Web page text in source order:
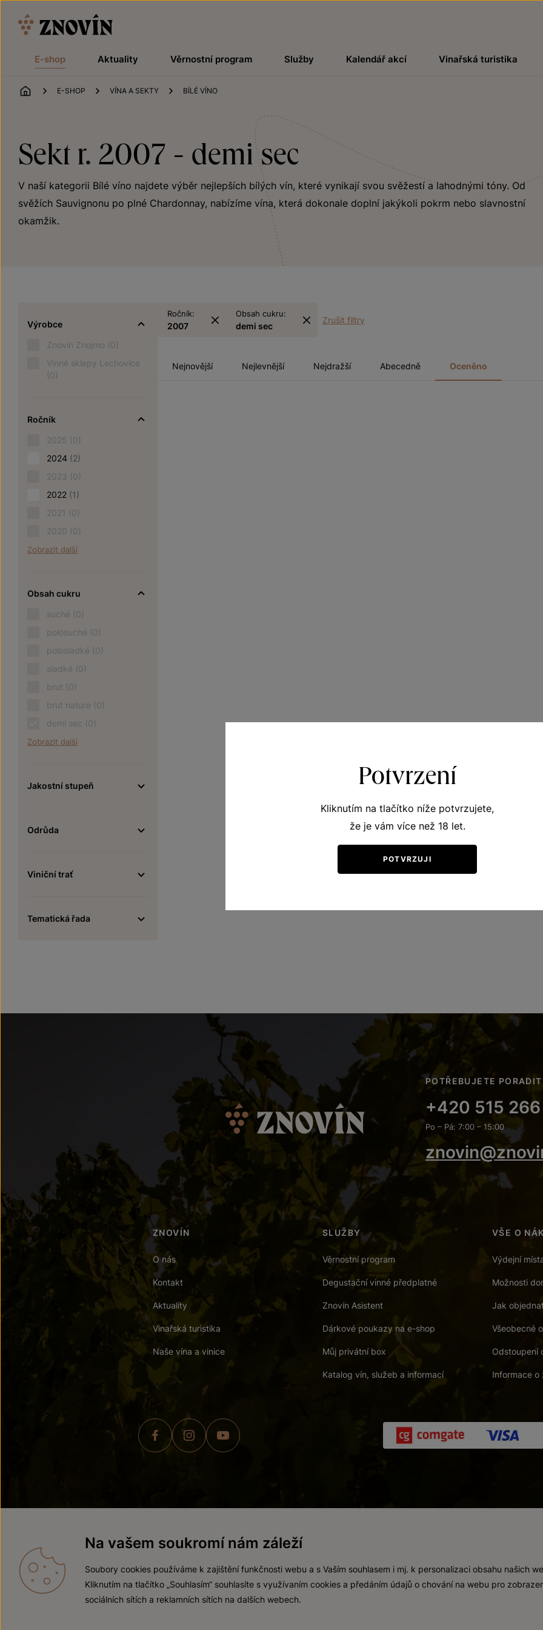
E-shop Aktuality Věrnostní program Služby Kalendář akcí Vinařská turistika
ÚVOD
E-SHOP VÍNA A SEKTY BÍLÉ VÍNO
Sekt r. 2007 - demi sec
V naší kategorii Bílé víno najdete výběr nejlepších bílých vín, které vynikají svou svěžestí a lahodnými tóny. Od
svěžích Sauvignonu po plné Chardonnay, nabízíme vína, která dokonale doplní jakýkoli pokrm nebo slavnostní
okamžik.
Výrobce
Znovín Znojmo (0)
Vinné sklepy Lechovice
(0)
Ročník
2025 (0)
2024 (2)
2023 (0)
2022 (1)
2021 (0)
2020 (0)
Zobrazit další
Obsah cukru
suché (0)
polosuché (0)
polosladké (0)
sladké (0)
brut (0)
brut nature (0)
demi sec (0)
Zobrazit další
Jakostní stupeň
Odrůda
Viniční trať
Tematická řada
Ročník:
2007
Obsah cukru:
demi sec
Zrušit filtry
Nejnovější Nejlevnější Nejdražší Abecedně Oceněno
POTŘEBUJETE
+420 515
Po – Pá: 7:00 – 15:00
ZNOVÍN
O nás
Kontakt
Aktuality
Vinařská turistika
Naše vína a vinice
SLUŽBY
Věrnostní program
Degustační vinné předplatné
Znovín Asistent
Dárkové poukazy na e-shop
Můj privátní box
Katalog vín, služeb a informací
VŠE O
Výdejní
Možnosti
Jak
Všeobecné
Odstoupení
Informace o
Zákaz prodeje alkoholických nápojů osobám mladším 18 let.
Vytvořil webProgress
Potvrzení
Kliknutím na tlačítko níže potvrzujete,
že je vám více než 18 let.
POTVRZUJI
Na vašem soukromí nám záleží
Soubory cookies používáme k zajištění funkčnosti webu a s Vaším souhlasem i mj. k personalizaci obsahu našich
Kliknutím na tlačítko „Souhlasím“ souhlasíte s využívaním cookies a předáním údajů o chování na webu pro
sociálních sítích a reklamních sítích na dalších webech.